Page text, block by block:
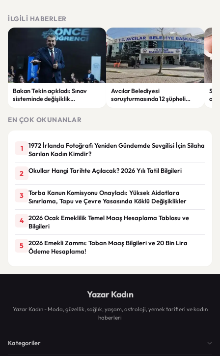
İLGILI HABERLER
Bakan Tekin açıkladı: Sınav
sisteminde değişiklik
Avcılar Belediyesi
soruşturmasında 12 şüpheli
EN ÇOK OKUNANLAR
1
1972 İrlanda Fotoğrafı Yeniden Gündemde Sevgilisi İçin Silaha
Sarılan Kadın Kimdir?
2 Okullar Hangi Tarihte Açılacak? 2026 Yılı Tatil Bilgileri
3
Torba Kanun Komisyonu Onayladı: Yüksek Aidatlara
Sınırlama, Tapu ve Çevre Yasasında Köklü Değişiklikler
4
2026 Ocak Emeklilik Temel Maaş Hesaplama Tablosu ve
Bilgileri
5
2026 Emekli Zammı: Taban Maaş Bilgileri ve 20 Bin Lira
Ödeme Hesaplama!
Yazar Kadın
Yazar Kadın - Moda, güzellik, sağlık, yaşam, astroloji, yemek tarifleri ve kadın
haberleri
Kategoriler